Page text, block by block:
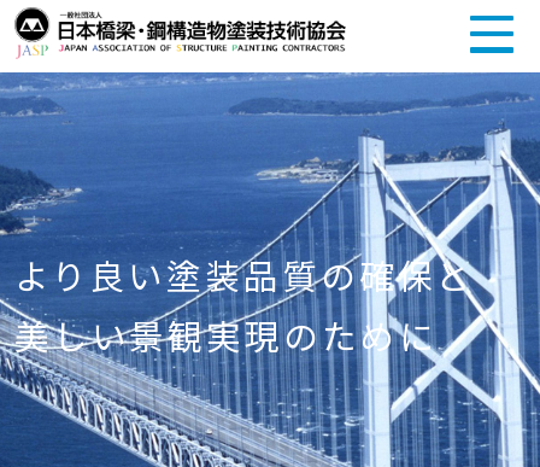
より良い塗装品質の確保と
美しい景観実現のために